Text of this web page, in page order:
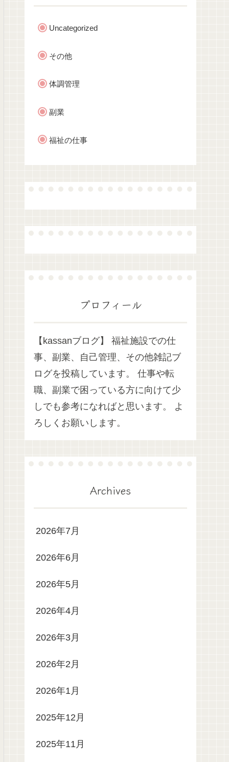
Uncategorized
その他
体調管理
副業
福祉の仕事
プロフィール
【kassanブログ】 福祉施設での仕
事、副業、自己管理、その他雑記ブ
ログを投稿しています。 仕事や転
職、副業で困っている方に向けて少
しでも参考になればと思います。 よ
ろしくお願いします。
Archives
2026年7月
2026年6月
2026年5月
2026年4月
2026年3月
2026年2月
2026年1月
2025年12月
2025年11月